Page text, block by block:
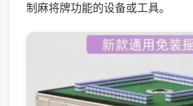
制麻将牌功能的设备或工具。